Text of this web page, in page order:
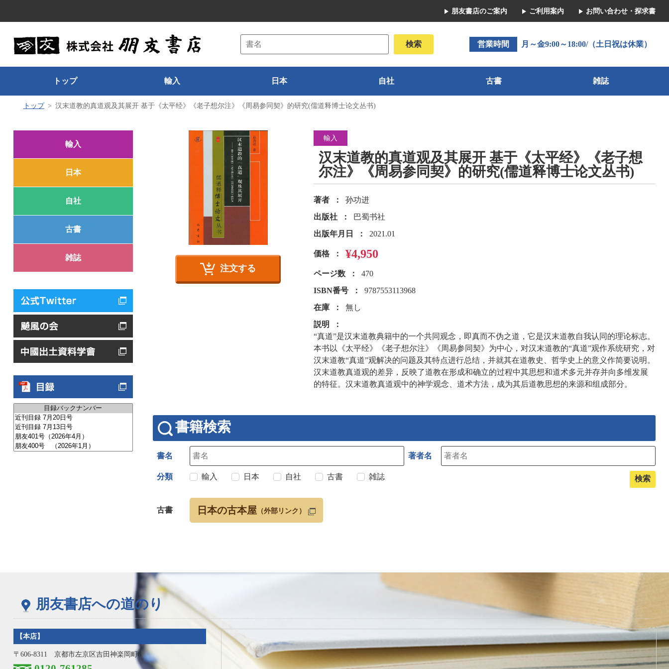
朋友書店のご案内 ご利用案内 お問い合わせ・探求書
営業時間 月～金9:00～18:00/（土日祝は休業）
トップ 輸入 日本 自社 古書 雑誌
トップ 汉末道教的真道观及其展开 基于《太平经》《老子想尔注》《周易参同契》的研究(儒道释博士论文丛书)
輸入
日本
自社
古書
雑誌
注文する
輸入
汉末道教的真道观及其展开 基于《太平经》《老子想
尔注》《周易参同契》的研究(儒道释博士论文丛书)
著者
孙功进
出版社
巴蜀书社
出版年月日
2021.01
価格 ¥4,950
ページ数
470
ISBN番号
9787553113968
在庫
無し
説明
“真道”是汉末道教典籍中的一个共同观念，即真而不伪之道，它是汉末道教自我认同的理论标志。
本书以《太平经》《老子想尔注》《周易参同契》为中心，对汉末道教的“真道”观作系统研究，对
汉末道教“真道”观解决的问题及其特点进行总结，并就其在道教史、哲学史上的意义作简要说明。
汉末道教真道观的差异，反映了道教在形成和确立的过程中其思想和道术多元并存并向多维发展
的特征。汉末道教真道观中的神学观念、道术方法，成为其后道教思想的来源和组成部分。
書籍検索
書名 著者名
分類 輸入 日本 自社 古書 雑誌
古書 日本の古本屋 （外部リンク）
朋友書店への道のり
【本店】
〒606-8311 京都市左京区吉田神楽岡町8